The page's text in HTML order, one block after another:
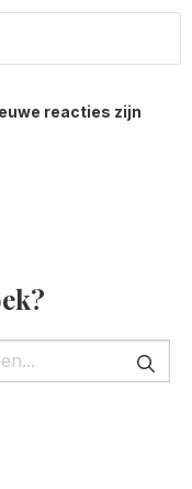
reacties zijn